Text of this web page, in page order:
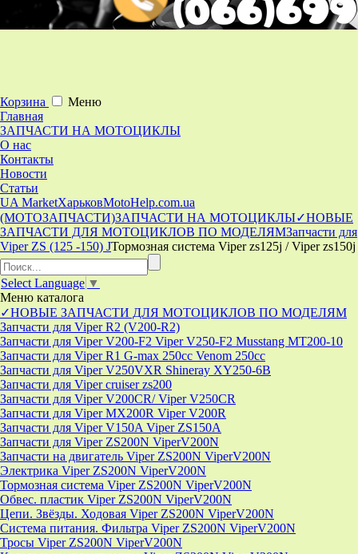
Корзина
Меню
Главная
ЗАПЧАСТИ НА МОТОЦИКЛЫ
О нас
Контакты
Новости
Статьи
UA MarketХарьковMotoHelp.com.ua
(МОТОЗАПЧАСТИ)ЗАПЧАСТИ НА МОТОЦИКЛЫ✓НОВЫЕ
ЗАПЧАСТИ ДЛЯ МОТОЦИКЛОВ ПО МОДЕЛЯМЗапчасти для
Viper ZS (125 -150) JТормозная система Viper zs125j / Viper zs150j
Select Language ▼
Меню каталога
✓НОВЫЕ ЗАПЧАСТИ ДЛЯ МОТОЦИКЛОВ ПО МОДЕЛЯМ
Запчасти для Viper R2 (V200-R2)
Запчасти для Viper V200-F2 Viper V250-F2 Musstang MT200-10
Запчасти для Viper R1 G-max 250cc Venom 250cc
Запчасти для Viper V250VXR Shineray XY250-6B
Запчасти для Viper cruiser zs200
Запчасти для Viper V200CR/ Viper V250CR
Запчасти для Viper MX200R Viper V200R
Запчасти для Viper V150A Viper ZS150A
Запчасти для Viper ZS200N ViperV200N
Запчасти на двигатель Viper ZS200N ViperV200N
Электрика Viper ZS200N ViperV200N
Тормозная система Viper ZS200N ViperV200N
Обвес. пластик Viper ZS200N ViperV200N
Цепи. Звёзды. Ходовая Viper ZS200N ViperV200N
Система питания. Фильтра Viper ZS200N ViperV200N
Тросы Viper ZS200N ViperV200N